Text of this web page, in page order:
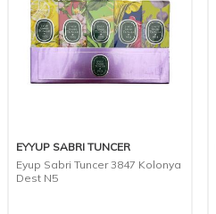
EYYUP SABRI TUNCER
Eyup Sabri Tuncer 3847 Kolonya
Dest N5